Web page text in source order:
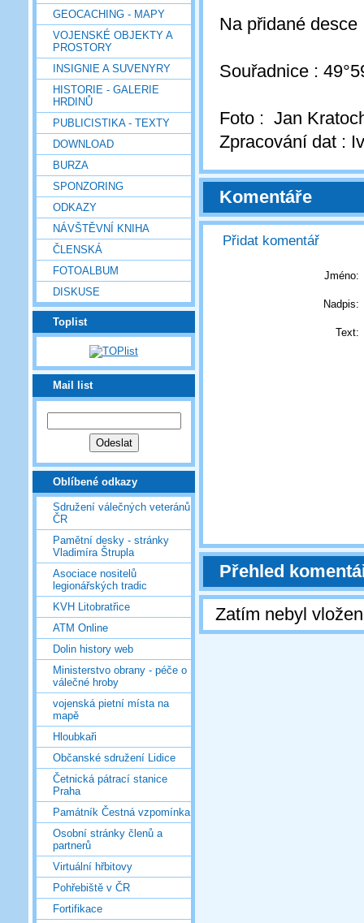
GEOCACHING - MAPY
VOJENSKÉ OBJEKTY A
PROSTORY
INSIGNIE A SUVENYRY
HISTORIE - GALERIE
HRDINŮ
PUBLICISTIKA - TEXTY
DOWNLOAD
BURZA
SPONZORING
ODKAZY
NÁVŠTĚVNÍ KNIHA
ČLENSKÁ
FOTOALBUM
DISKUSE
Toplist
Mail list
Oblíbené odkazy
Sdružení válečných veteránů
ČR
Pamětní desky - stránky
Vladimíra Štrupla
Asociace nositelů
legionářských tradic
KVH Litobratřice
ATM Online
Dolin history web
Ministerstvo obrany - péče o
válečné hroby
vojenská pietní místa na
mapě
Hloubkaři
Občanské sdružení Lidice
Četnická pátrací stanice
Praha
Památník Čestná vzpomínka
Osobní stránky členů a
partnerů
Virtuální hřbitovy
Pohřebiště v ČR
Fortifikace
Na přidané
Souřadnice :
Foto : Jan
Zpracování dat :
Komentáře
Přidat komentář
Jméno:
Nadpis:
Text:
Přehled
Zatím nebyl